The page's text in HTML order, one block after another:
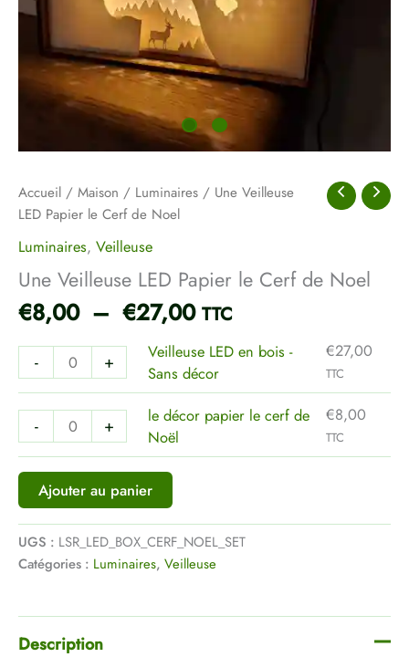
Accueil / Maison / Luminaires / Une Veilleuse
LED Papier le Cerf de Noel
Luminaires, Veilleuse
Une Veilleuse LED Papier le Cerf de Noel
€8,00 – €27,00 TTC
- +
Veilleuse LED en bois -
Sans décor
€27,00
TTC
- +
le décor papier le cerf de
Noël
€8,00
TTC
Ajouter au panier
UGS : LSR_LED_BOX_CERF_NOEL_SET
Catégories : Luminaires, Veilleuse
Description